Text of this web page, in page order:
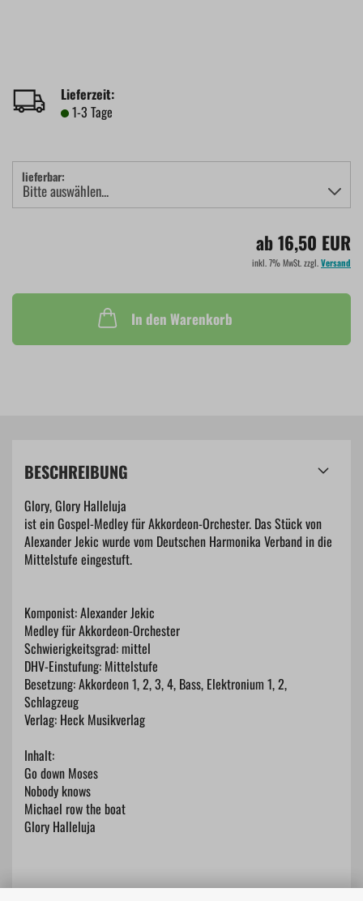
Lieferzeit:
1-3 Tage
lieferbar:
ab 16,50 EUR
inkl. 7% MwSt. zzgl.Versand
In den Warenkorb
BESCHREIBUNG
Glory, Glory Halleluja
ist ein Gospel-Medley für Akkordeon-Orchester. Das Stück von
Alexander Jekic wurde vom Deutschen Harmonika Verband in die
Mittelstufe eingestuft.
Komponist: Alexander Jekic
Medley für Akkordeon-Orchester
Schwierigkeitsgrad: mittel
DHV-Einstufung: Mittelstufe
Besetzung: Akkordeon 1, 2, 3, 4, Bass, Elektronium 1, 2,
Schlagzeug
Verlag: Heck Musikverlag
Inhalt:
Go down Moses
Nobody knows
Michael row the boat
Glory Halleluja